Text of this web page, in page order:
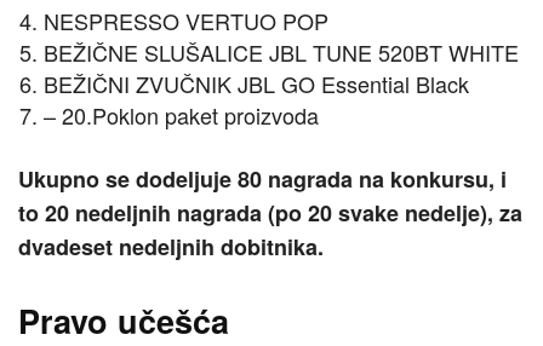
NESPRESSO VERTUO POP
BEŽIČNE SLUŠALICE JBL TUNE 520BT WHITE
BEŽIČNI ZVUČNIK JBL GO Essential Black
– 20.Poklon paket proizvoda
Ukupno se dodeljuje 80 nagrada na konkursu, i
to 20 nedeljnih nagrada (po 20 svake nedelje), za
dvadeset nedeljnih dobitnika.
Pravo učešća